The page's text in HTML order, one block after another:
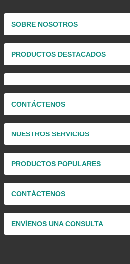
SOBRE NOSOTROS
PRODUCTOS DESTACADOS
CONTÁCTENOS
NUESTROS SERVICIOS
PRODUCTOS POPULARES
CONTÁCTENOS
ENVÍENOS UNA CONSULTA